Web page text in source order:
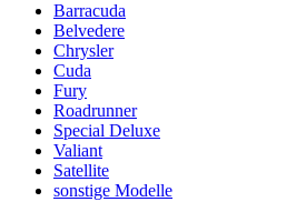
Barracuda
Belvedere
Chrysler
Cuda
Fury
Roadrunner
Special Deluxe
Valiant
Satellite
sonstige Modelle